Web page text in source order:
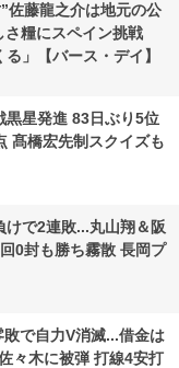
佐藤龍之介は地元の公
糧にスペイン挑戦
」【バース・デイ】
黒星発進 83日ぶり5位
髙橋宏先制スクイズも
けで2連敗...丸山翔＆阪
0封も勝ち霧散 長岡プ
敗で自力V消滅...借金は
々木に被弾 打線4安打